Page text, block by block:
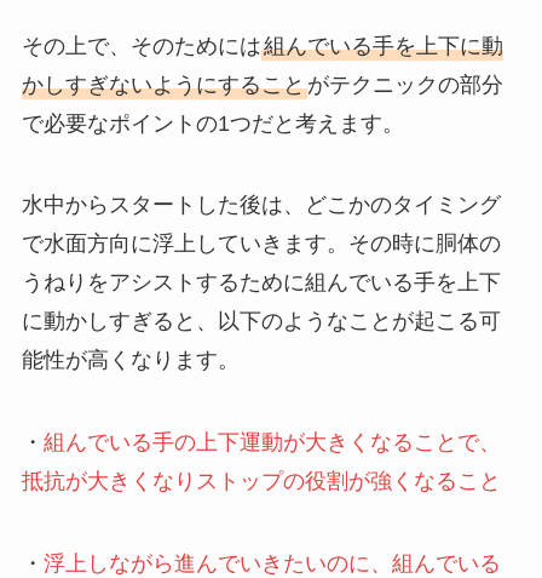
その上で、そのためには組んでいる手を上下に動
かしすぎないようにすることがテクニックの部分
で必要なポイントの1つだと考えます。
水中からスタートした後は、どこかのタイミング
で水面方向に浮上していきます。その時に胴体の
うねりをアシストするために組んでいる手を上下
に動かしすぎると、以下のようなことが起こる可
能性が高くなります。
・ 組んでいる手の上下運動が大きくなることで、
抵抗が大きくなりストップの役割が強くなること
・ 浮上しながら進んでいきたいのに、組んでいる